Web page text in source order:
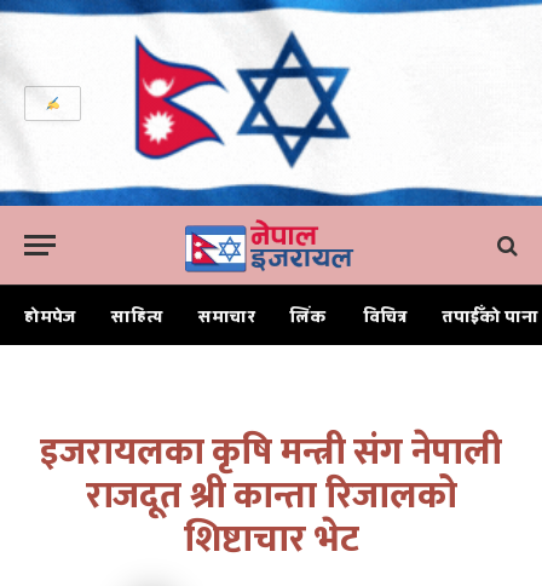
होमपेज साहित्य समाचार लिंक विचित्र तपाईँको पाना
इजरायलका कृषि मन्त्री संग नेपाली
राजदूत श्री कान्ता रिजालको
शिष्टाचार भेट